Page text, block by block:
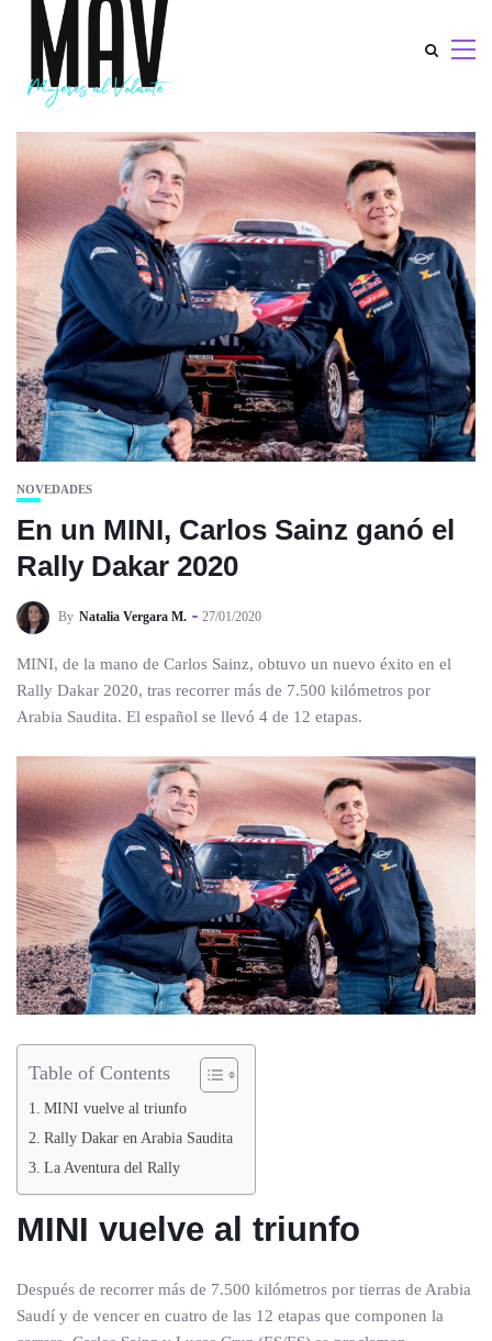
NOVEDADES
En un MINI, Carlos Sainz ganó el
Rally Dakar 2020
By Natalia Vergara M. 27/01/2020
MINI, de la mano de Carlos Sainz, obtuvo un nuevo éxito en el
Rally Dakar 2020, tras recorrer más de 7.500 kilómetros por
Arabia Saudita. El español se llevó 4 de 12 etapas.
Table of Contents
MINI vuelve al triunfo
Rally Dakar en Arabia Saudita
La Aventura del Rally
MINI vuelve al triunfo
Después de recorrer más de 7.500 kilómetros por tierras de Arabia
Saudí y de vencer en cuatro de las 12 etapas que componen la